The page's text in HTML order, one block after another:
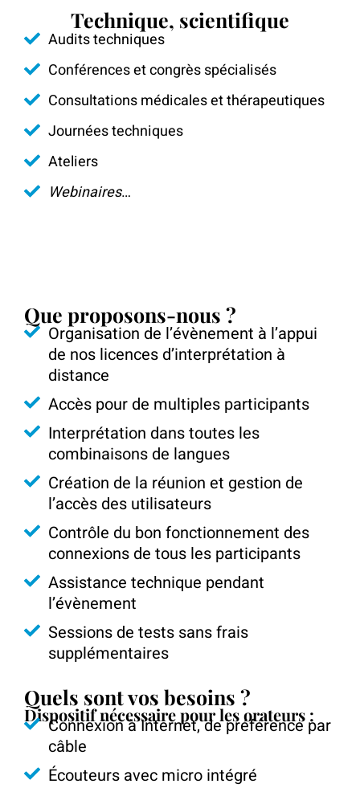
Technique, scientifique
Audits techniques
Conférences et congrès spécialisés
Consultations médicales et thérapeutiques
Journées techniques
Ateliers
Webinaires…
Que proposons-nous ?
Organisation de l’évènement à l’appui
de nos licences d’interprétation à
distance
Accès pour de multiples participants
Interprétation dans toutes les
combinaisons de langues
Création de la réunion et gestion de
l’accès des utilisateurs
Contrôle du bon fonctionnement des
connexions de tous les participants
Assistance technique pendant
l’évènement
Sessions de tests sans frais
supplémentaires
Quels sont vos besoins ?
Dispositif nécessaire pour les orateurs :
Connexion à Internet, de préférence par
câble
Écouteurs avec micro intégré